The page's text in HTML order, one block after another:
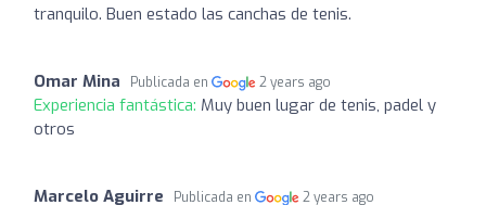
tranquilo. Buen estado las canchas de tenis.
Omar Mina Publicada en 2 years ago
Experiencia fantástica: Muy buen lugar de tenis, padel y
otros
Marcelo Aguirre Publicada en 2 years ago